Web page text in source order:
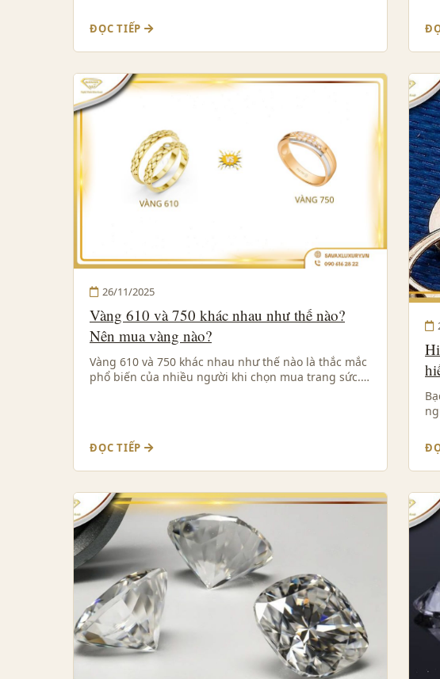
ĐỌC TIẾP
26/11/2025
Vàng 610 và 750 khác nhau như thế nào?
Nên mua vàng nào?
Vàng 610 và 750 khác nhau như thế nào là thắc mắc
phổ biến của nhiều người khi chọn mua trang sức.…
ĐỌC TIẾP